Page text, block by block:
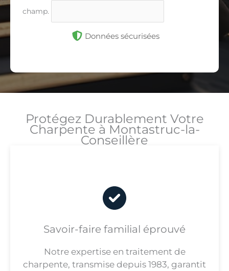
champ.
Données sécurisées
Protégez Durablement Votre
Charpente à Montastruc-la-
Conseillère
Savoir-faire familial éprouvé
Notre expertise en traitement de
charpente, transmise depuis 1983, garantit